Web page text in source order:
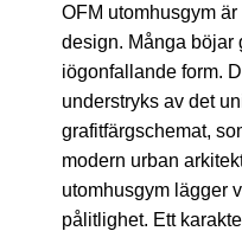
OFM utomhusgym
design. Många böjar
iögonfallande form.
understryks av det
grafitfärgschemat,
modern urban
utomhusgym lägger
pålitlighet. Ett